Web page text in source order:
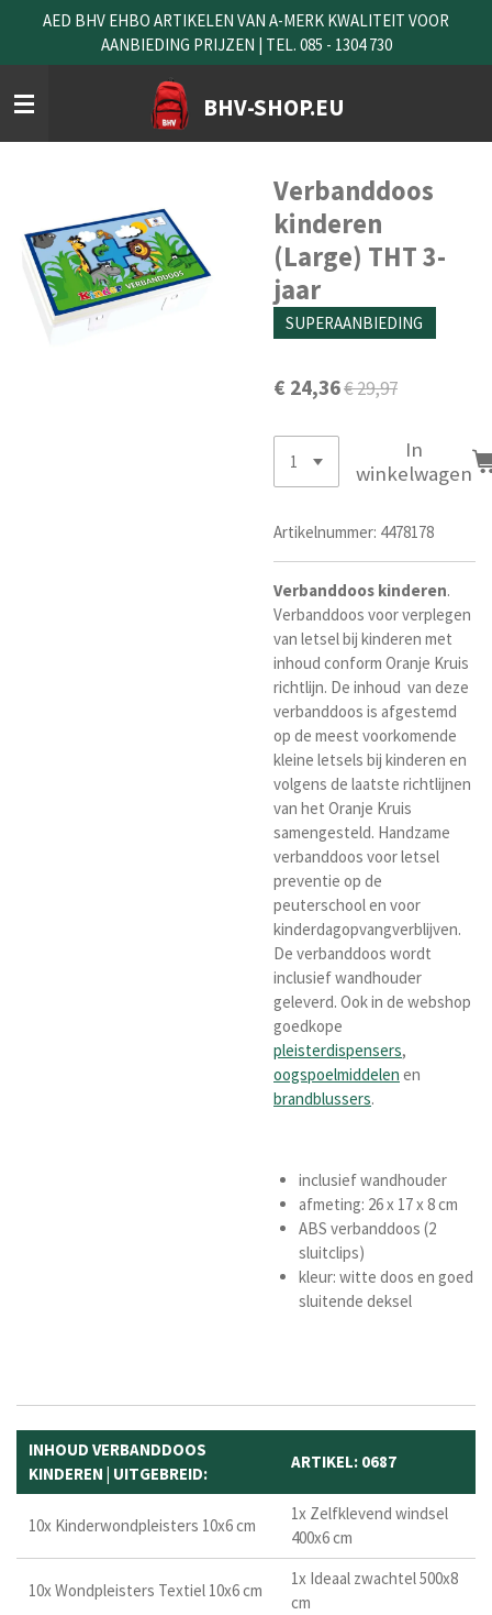
naar
de
hoofdinhoud
BHV-SHOP.EU
AED BHV EHBO ARTIKELEN VAN A-MERK KWALITEIT VOOR
AANBIEDING PRIJZEN | TEL. 085 - 1304 730
Verbanddoos
kinderen
(Large) THT 3-
jaar
SUPERAANBIEDING
€ 24,36€ 29,97
In
winkelwagen
Artikelnummer: 4478178
Verbanddoos kinderen.
Verbanddoos voor verplegen
van letsel bij kinderen met
inhoud conform Oranje Kruis
richtlijn. De inhoud van deze
verbanddoos is afgestemd
op de meest voorkomende
kleine letsels bij kinderen en
volgens de laatste richtlijnen
van het Oranje Kruis
samengesteld. Handzame
verbanddoos voor letsel
preventie op de
peuterschool en voor
kinderdagopvangverblijven.
De verbanddoos wordt
inclusief wandhouder
geleverd. Ook in de webshop
goedkope
pleisterdispensers,
oogspoelmiddelen en
brandblussers.
inclusief wandhouder
afmeting: 26 x 17 x 8 cm
ABS verbanddoos (2
sluitclips)
kleur: witte doos en goed
sluitende deksel
INHOUD VERBANDDOOS
KINDEREN | UITGEBREID:
ARTIKEL: 0687
10x Kinderwondpleisters 10x6 cm
1x Zelfklevend windsel
400x6 cm
10x Wondpleisters Textiel 10x6 cm
1x Ideaal zwachtel 500x8
cm